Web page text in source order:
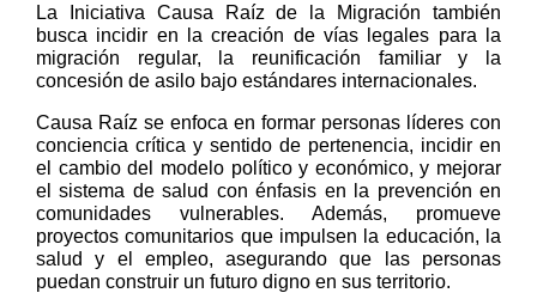
La Iniciativa Causa Raíz de la Migración también
busca incidir en la creación de vías legales para la
migración regular, la reunificación familiar y la
concesión de asilo bajo estándares internacionales.
Causa Raíz se enfoca en formar personas líderes con
conciencia crítica y sentido de pertenencia, incidir en
el cambio del modelo político y económico, y mejorar
el sistema de salud con énfasis en la prevención en
comunidades vulnerables. Además, promueve
proyectos comunitarios que impulsen la educación, la
salud y el empleo, asegurando que las personas
puedan construir un futuro digno en sus territorio.